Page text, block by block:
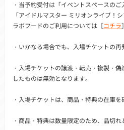
・当予約受付は「イベントスペースのご
「アイドルマスター ミリオンライブ！
ラボフードのご利用については［コチラ
・いかなる場合でも、入場チケットの再
・入場チケットの譲渡・転売・複製・
したものは無効となります。
・入場チケットは、商品・特典の在庫を
・商品・特典は数量限定のため、品切れ